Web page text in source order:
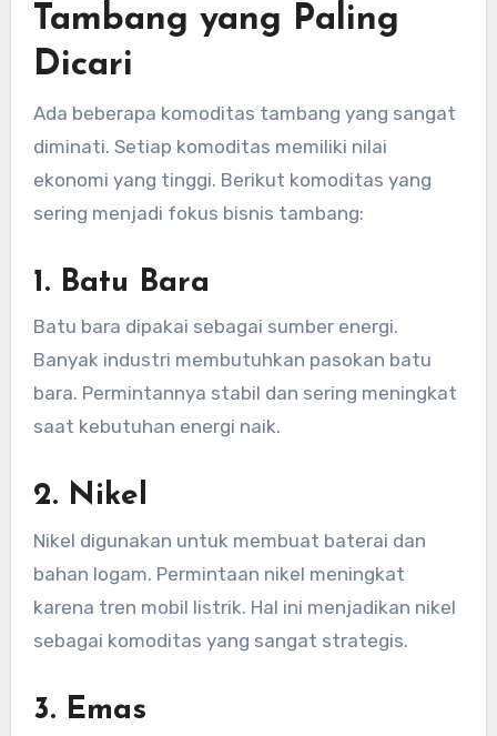
Tambang yang Paling
Dicari
Ada beberapa komoditas tambang yang sangat
diminati. Setiap komoditas memiliki nilai
ekonomi yang tinggi. Berikut komoditas yang
sering menjadi fokus bisnis tambang:
1. Batu Bara
Batu bara dipakai sebagai sumber energi.
Banyak industri membutuhkan pasokan batu
bara. Permintannya stabil dan sering meningkat
saat kebutuhan energi naik.
2. Nikel
Nikel digunakan untuk membuat baterai dan
bahan logam. Permintaan nikel meningkat
karena tren mobil listrik. Hal ini menjadikan nikel
sebagai komoditas yang sangat strategis.
3. Emas